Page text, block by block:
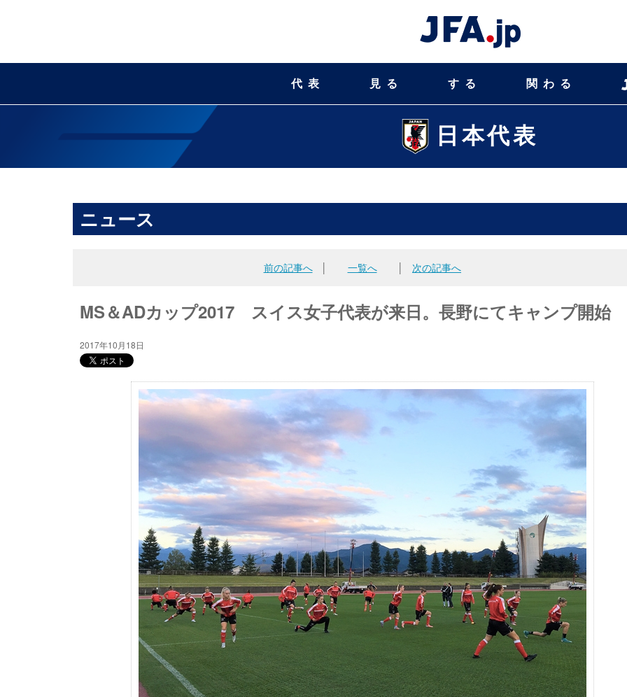
代表 見る する 関わる
日本代表
ニュース
前の記事へ│ 一覧へ 次の記事へ
MS＆ADカップ2017 スイス女子代表が来日。長野にてキャンプ開始
2017年10月18日